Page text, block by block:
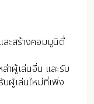
ะสร้างคอมมูนิตี้
าผู้เล่นอื่น และรับ
บผู้เล่นใหม่ที่เพิ่ง